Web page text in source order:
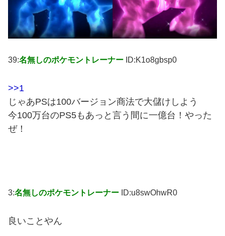
39:名無しのポケモントレーナー ID:K1o8gbsp0
>>1
じゃあPSは100バージョン商法で大儲けしよう
今100万台のPS5もあっと言う間に一億台！やった
ぜ！
3:名無しのポケモントレーナー ID:u8swOhwR0
良いことやん